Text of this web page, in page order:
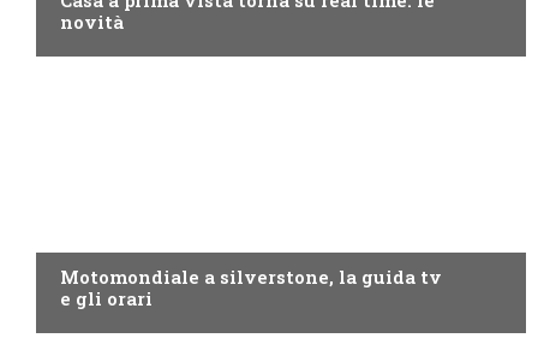
novità
Motomondiale a silverstone, la guida tv
e gli orari